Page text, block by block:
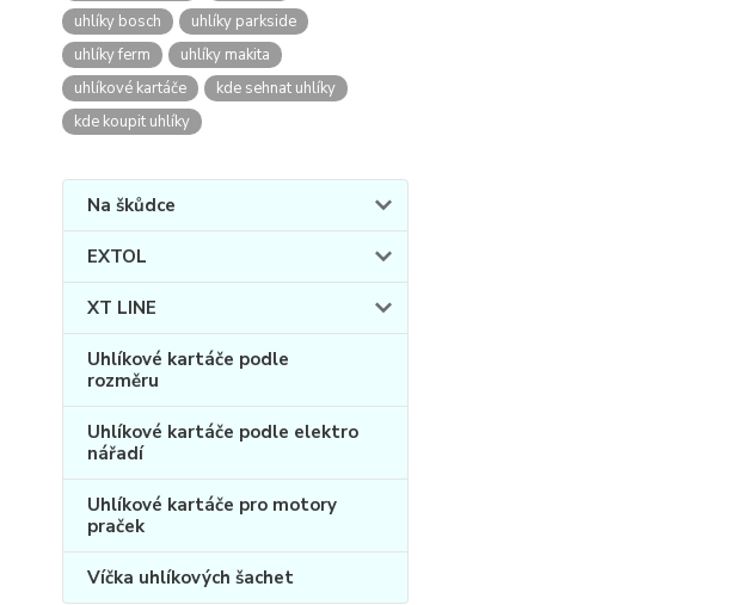
uhlíky bosch
uhlíky parkside
uhlíky ferm
uhlíky makita
uhlíkové kartáče
kde sehnat uhlíky
kde koupit uhlíky
Na škůdce
EXTOL
XT LINE
Uhlíkové kartáče podle
rozměru
Uhlíkové kartáče podle elektro
nářadí
Uhlíkové kartáče pro motory
praček
Víčka uhlíkových šachet